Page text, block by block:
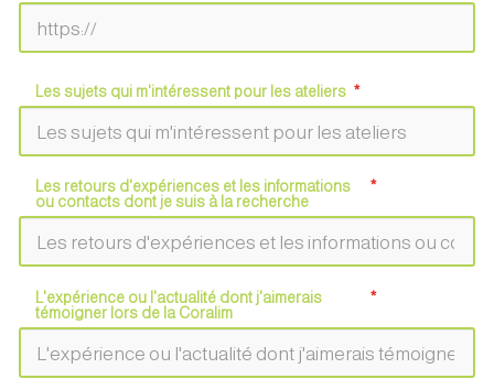
Les sujets qui m'intéressent pour les ateliers
Les retours d'expériences et les informations
ou contacts dont je suis à la recherche
L'expérience ou l'actualité dont j'aimerais
témoigner lors de la Coralim